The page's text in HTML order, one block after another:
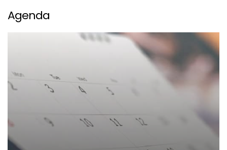
Agenda